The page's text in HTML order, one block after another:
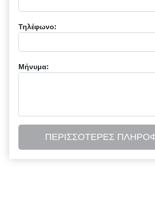
Τηλέφωνο:
Μήνυμα:
ΠΕΡΙΣΣΟΤΕΡΕΣ